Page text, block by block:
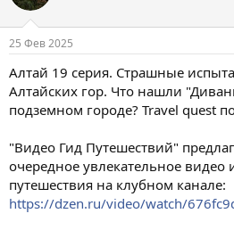
25 Фев 2025
Алтай 19 серия. Страшные
Алтайских гор. Что нашли
подземном городе? Travel quest
"Видео Гид Путешествий"
очередное увлекательное видео
путешествия на клубном канале:
https://dzen.ru/video/watch/